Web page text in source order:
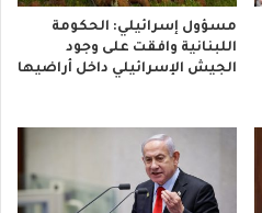
مسؤول إسرائيلي: الحكومة
اللبنانية وافقت على وجود
الجيش الإسرائيلي داخل أراضيها